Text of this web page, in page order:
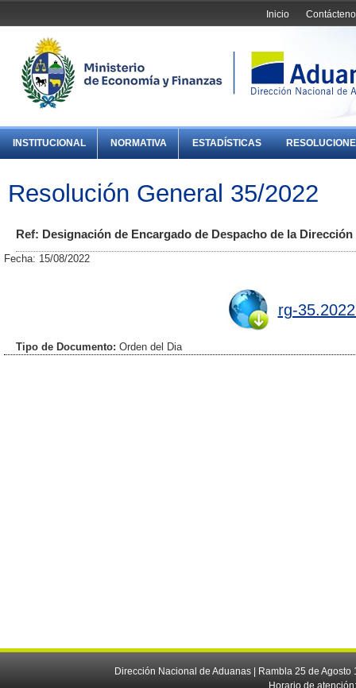
Inicio
INSTITUCIONAL NORMATIVA ESTADÍSTICAS
Resolución General 35/2022
Ref: Designación de Encargado de Despacho de la
Fecha: 15/08/2022
rg-
Tipo de Documento: Orden del Dia
Dirección Nacional de Aduanas | Rambla 25 de
Horario de